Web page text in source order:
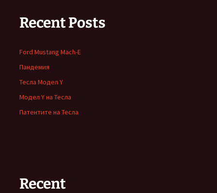
Recent Posts
Ford Mustang Mach-E
Пандемия
Тесла Модел Y
Модел Y на Тесла
Патентите на Тесла
Recent